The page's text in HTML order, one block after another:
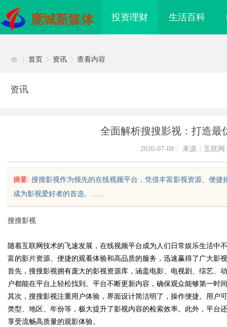
鹿城新媒体 投资理财 生活百科
uz
首页 资讯 查看内容
资讯
全面解析搜搜影视：打造最
2026-07-08 来源：互联网
摘要: 搜搜影视作为领先的在线视频平台，凭借丰富影视资源、便
成为影视爱好者的首选。......
搜搜影视
随着互联网技术的飞速发展，在线视频平台成为人们日常娱乐生活中
富的影片资源、便捷的观看体验和高品质的服务，迅速赢得了广大影
首先，搜搜影视拥有庞大的影视资源库，涵盖电影、电视剧、综艺、
户都能在平台上轻松找到。平台不断更新内容，确保观众能够第一时
其次，搜搜影视注重用户体验，界面设计简洁明了，操作便捷。用户
类型、地区、年份等，极大提升了影视内容的检索效率。此外，平台
享受流畅高质量的观影体验。
配眼镜
花钱，ai却天天给他免费派单？